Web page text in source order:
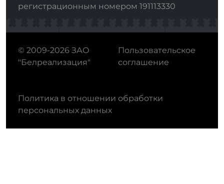
регистрационным номером 191113330
© 2009-2026 ЗАО
"Белреализация"
Пользовательское
соглашение
Политика в отношении обработки
персональных данных